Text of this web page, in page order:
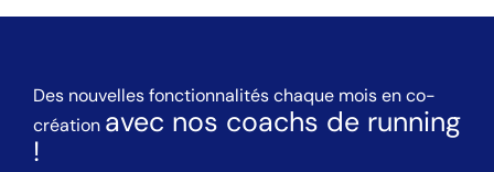
Des nouvelles fonctionnalités chaque mois en co-
création avec nos coachs de running
!